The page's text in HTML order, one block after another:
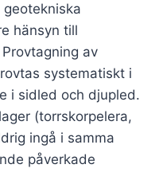
hänsyn till
av
systematiskt i
i sidled och djupled.
(torrskorpelera,
ingå i samma
påverkade